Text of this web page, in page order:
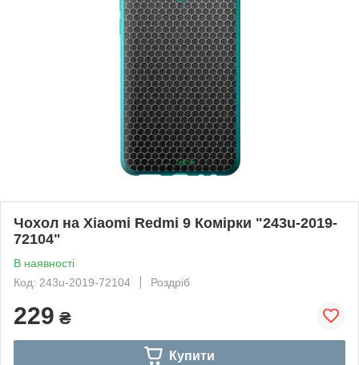
Чохол на Xiaomi Redmi 9 Комірки "243u-2019-
72104"
В наявності
Код: 243u-2019-72104
Роздріб
229 ₴
Купити